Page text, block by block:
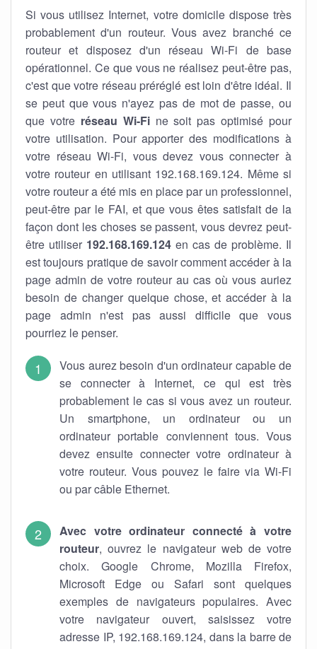
Si vous utilisez Internet, votre domicile dispose très
probablement d'un routeur. Vous avez branché ce
routeur et disposez d'un réseau Wi-Fi de base
opérationnel. Ce que vous ne réalisez peut-être pas,
c'est que votre réseau préréglé est loin d'être idéal. Il
se peut que vous n'ayez pas de mot de passe, ou
que votre réseau Wi-Fine soit pas optimisé pour
votre utilisation. Pour apporter des modifications à
votre réseau Wi-Fi, vous devez vous connecter à
votre routeur en utilisant 192.168.169.124. Même si
votre routeur a été mis en place par un professionnel,
peut-être par le FAI, et que vous êtes satisfait de la
façon dont les choses se passent, vous devrez peut-
être utiliser 192.168.169.124 en cas de problème. Il
est toujours pratique de savoir comment accéder à la
page admin de votre routeur au cas où vous auriez
besoin de changer quelque chose, et accéder à la
page admin n'est pas aussi difficile que vous
pourriez le penser.
Vous aurez besoin d'un ordinateur capable de
se connecter à Internet, ce qui est très
probablement le cas si vous avez un routeur.
Un smartphone, un ordinateur ou un
ordinateur portable conviennent tous. Vous
devez ensuite connecter votre ordinateur à
votre routeur. Vous pouvez le faire via Wi-Fi
ou par câble Ethernet.
Avec votre ordinateur connecté à votre
routeur, ouvrez le navigateur web de votre
choix. Google Chrome, Mozilla Firefox,
Microsoft Edge ou Safari sont quelques
exemples de navigateurs populaires. Avec
votre navigateur ouvert, saisissez votre
adresse IP, 192.168.169.124, dans la barre de